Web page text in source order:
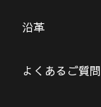
沿革
よくあるご質問